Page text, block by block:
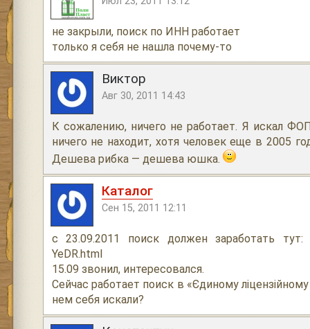
не закрыли, поиск по ИНН работает
только я себя не нашла почему-то
Виктор
Авг 30, 2011 14:43
К сожалению, ничего не работает. Я искал
ничего не находит, хотя человек еще в 2005
Дешева рибка — дешева юшка.
Каталог
Сен 15, 2011 12:11
с 23.09.2011 поиск должен заработать тут:
YeDR.html
15.09 звонил, интересовался.
Сейчас работает поиск в «Єдиному
нем себя искали?